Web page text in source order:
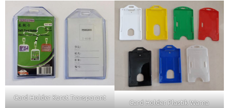
Card Holder Karet Transparant
Card Holder Plastik Warna